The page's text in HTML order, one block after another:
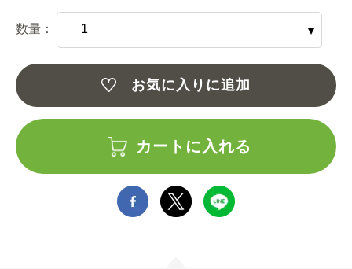
数量：
お気に入りに追加
カートに入れる